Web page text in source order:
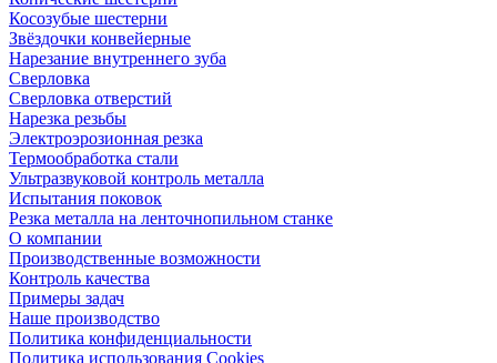
Косозубые шестерни
Звёздочки конвейерные
Нарезание внутреннего зуба
Сверловка
Сверловка отверстий
Нарезка резьбы
Электроэрозионная резка
Термообработка стали
Ультразвуковой контроль металла
Испытания поковок
Резка металла на ленточнопильном станке
О компании
Производственные возможности
Контроль качества
Примеры задач
Наше производство
Политика конфиденциальности
Политика использования Cookies